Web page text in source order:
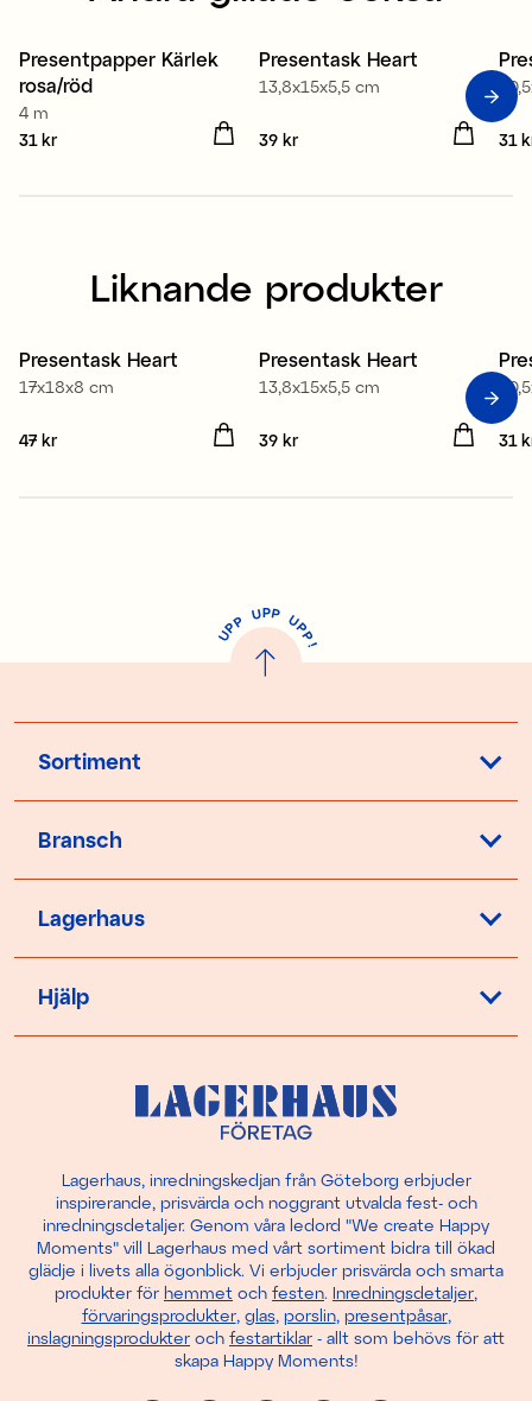
Presentpapper Kärlek
rosa/röd
4 m
Pris:
31 kr
Presentask Heart
13,8x15x5,5 cm
Pris:
39 kr Pris
31
Liknande produkter
Presentask Heart
17x18x8 cm
Pris:
47 kr
Presentask Heart
13,8x15x5,5 cm
Pris:
39 kr Pris
31
U
P
P UPP UP
P
!
Sortiment
Bransch
Lagerhaus
Hjälp
Lagerhaus, inredningskedjan från Göteborg erbjuder
inspirerande, prisvärda och noggrant utvalda fest- och
inredningsdetaljer. Genom våra ledord "We create Happy
Moments" vill Lagerhaus med vårt sortiment bidra till ökad
glädje i livets alla ögonblick. Vi erbjuder prisvärda och smarta
produkter för hemmet och festen. Inredningsdetaljer,
förvaringsprodukter, glas, porslin, presentpåsar,
inslagningsprodukter och festartiklar - allt som behövs för att
skapa Happy Moments!